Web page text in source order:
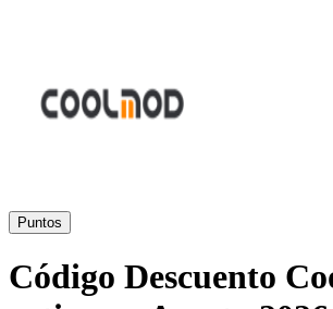
Amazon
Booking.com
Vacaciones y
Transporte
Puntos
Código Descuento